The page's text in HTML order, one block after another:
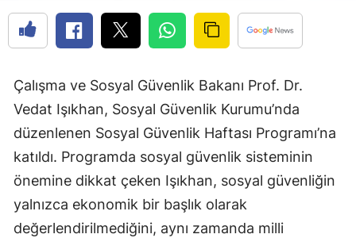
Çalışma ve Sosyal Güvenlik Bakanı Prof. Dr.
Vedat Işıkhan, Sosyal Güvenlik Kurumu’nda
düzenlenen Sosyal Güvenlik Haftası Programı’na
katıldı. Programda sosyal güvenlik sisteminin
önemine dikkat çeken Işıkhan, sosyal güvenliğin
yalnızca ekonomik bir başlık olarak
değerlendirilmediğini, aynı zamanda milli